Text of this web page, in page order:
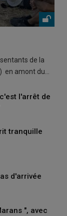
de la
en amont du…
l'arrêt de
tranquille
d'arrivée
", avec